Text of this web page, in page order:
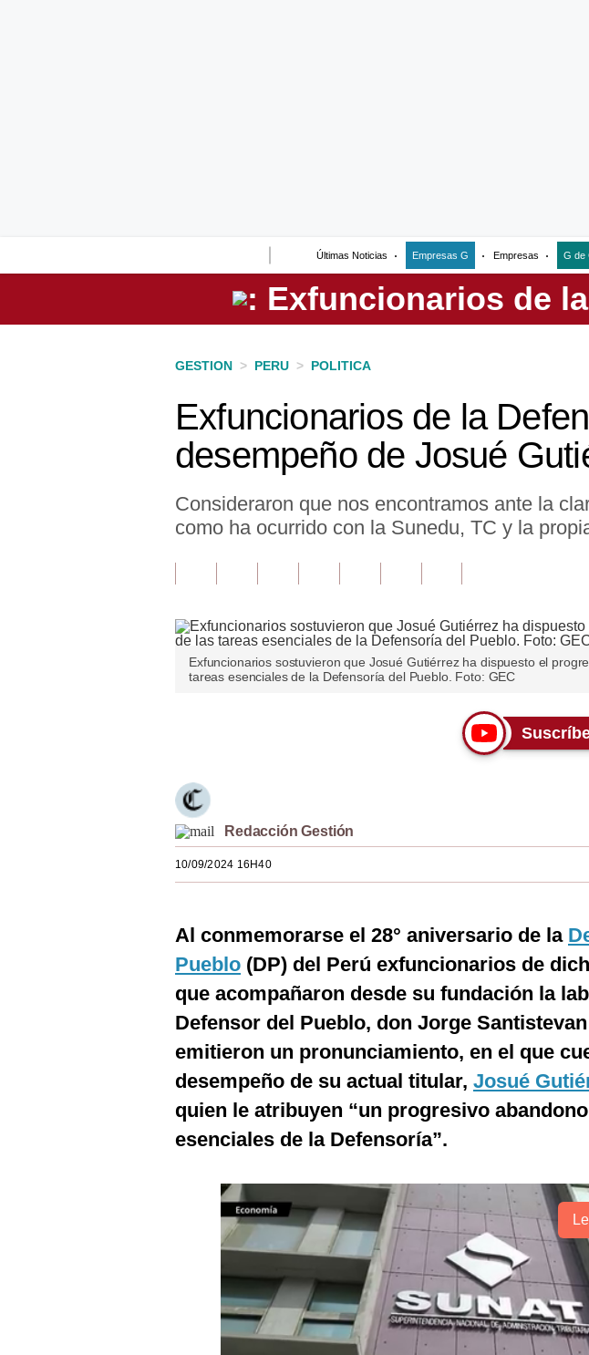
Últimas Noticias Empresas G Empresas G de
Perú
GESTION > PERU > POLITICA
Exfuncionarios de la
desempeño de Josué
Consideraron que nos encontramos ante la
como ha ocurrido con la Sunedu, TC y la
Exfuncionarios sostuvieron que Josué Gutiérrez ha dispuesto el
tareas esenciales de la Defensoría del Pueblo. Foto: GEC
Redacción Gestión
10/09/2024 16H40
Al conmemorarse el 28° aniversario de la
Pueblo (DP) del Perú exfuncionarios de
que acompañaron desde su fundación la
Defensor del Pueblo, don Jorge
emitieron un pronunciamiento, en el que
desempeño de su actual titular, Josué
quien le atribuyen “un progresivo
esenciales de la Defensoría”.